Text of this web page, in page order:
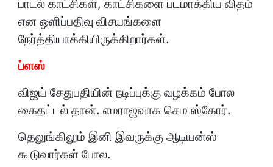
பாடல் காட்சிகள், காட்சிகளை படமாக்கிய விதம்
என ஒளிப்பதிவு விசயங்களை
நேர்த்தியாக்கியிருக்கிறார்கள்.
ப்ளஸ்
விஜய் சேதுபதியின் நடிப்புக்கு வழக்கம் போல
கைதட்டல் தான். எமராஜவாக செம ஸ்கோர்.
தெலுங்கிலும் இனி இவருக்கு ஆடியன்ஸ்
கூடுவார்கள் போல.